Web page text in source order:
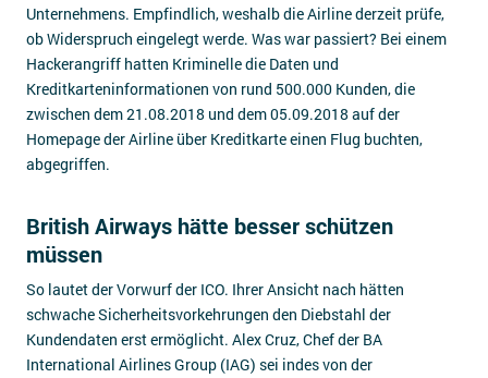
Unternehmens. Empfindlich, weshalb die Airline derzeit prüfe,
ob Widerspruch eingelegt werde. Was war passiert? Bei einem
Hackerangriff hatten Kriminelle die Daten und
Kreditkarteninformationen von rund 500.000 Kunden, die
zwischen dem 21.08.2018 und dem 05.09.2018 auf der
Homepage der Airline über Kreditkarte einen Flug buchten,
abgegriffen.
British Airways hätte besser schützen
müssen
So lautet der Vorwurf der ICO. Ihrer Ansicht nach hätten
schwache Sicherheitsvorkehrungen den Diebstahl der
Kundendaten erst ermöglicht. Alex Cruz, Chef der BA
International Airlines Group (IAG) sei indes von der